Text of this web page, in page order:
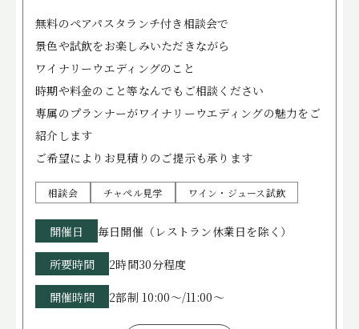
無料のペアパスタランチ付き相談会で
景色や試飲をお楽しみいただきながら
ワイナリーウエディングのこと
時期や料金のこと等なんでもご相談ください
専属のプランナーがワイナリーウエディングの魅力をご
紹介します
ご希望によりお見積りのご提示も承ります
相談会 チャペル見学 ワイン・ジュース試飲
開催日 毎日開催（レストラン休業日を除く）
所要時間 2時間30分程度
開催時間 2部制 10:00～/11:00～